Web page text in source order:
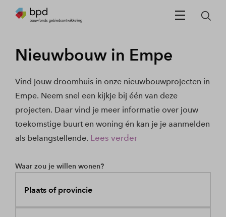
Nieuwbouw in Empe
Vind jouw droomhuis in onze nieuwbouwprojecten in
Empe. Neem snel een kijkje bij één van deze
projecten. Daar vind je meer informatie over jouw
toekomstige buurt en woning én kan je je aanmelden
als belangstellende. Lees verder
Waar zou je willen wonen?
Plaats of provincie